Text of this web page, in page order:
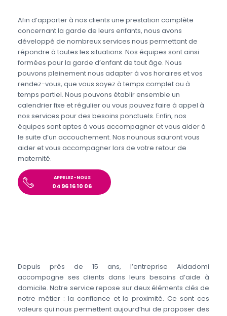
Afin d’apporter à nos clients une prestation complète
concernant la garde de leurs enfants, nous avons
développé de nombreux services nous permettant de
répondre à toutes les situations. Nos équipes sont ainsi
formées pour la garde d’enfant de tout âge. Nous
pouvons pleinement nous adapter à vos horaires et vos
rendez-vous, que vous soyez à temps complet ou à
temps partiel. Nous pouvons établir ensemble un
calendrier fixe et régulier ou vous pouvez faire à appel à
nos services pour des besoins ponctuels. Enfin, nos
équipes sont aptes à vous accompagner et vous aider à
le suite d’un accouchement. Nos nounous sauront vous
aider et vous accompagner lors de votre retour de
maternité.
APPELEZ-NOUS
04 96 16 10 06
Depuis près de 15 ans, l’entreprise Aidadomi
accompagne ses clients dans leurs besoins d’aide à
domicile. Notre service repose sur deux éléments clés de
notre métier : la confiance et la proximité. Ce sont ces
valeurs qui nous permettent aujourd’hui de proposer des